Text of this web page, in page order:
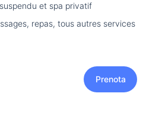
et spa privatif
repas, tous autres services
Prenota